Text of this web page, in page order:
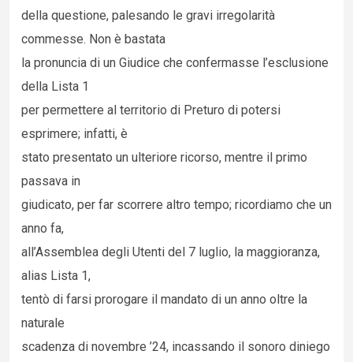
della questione, palesando le gravi irregolarità
commesse. Non è bastata
la pronuncia di un Giudice che confermasse l’esclusione
della Lista 1
per permettere al territorio di Preturo di potersi
esprimere; infatti, è
stato presentato un ulteriore ricorso, mentre il primo
passava in
giudicato, per far scorrere altro tempo; ricordiamo che un
anno fa,
all’Assemblea degli Utenti del 7 luglio, la maggioranza,
alias Lista 1,
tentò di farsi prorogare il mandato di un anno oltre la
naturale
scadenza di novembre ’24, incassando il sonoro diniego